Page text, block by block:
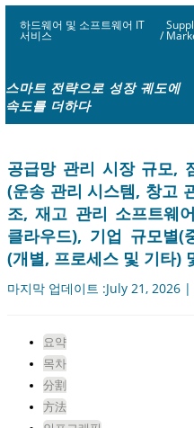
하드웨어 및 소프트웨어 IT
서비스 /
스마트 전략으로 성장 궤도에
속도를 더하다
공급망 관리 시장 규모,
(운송 관리 시스템, 창고
조, 재고 관리 소프트웨
클라우드), 기업 규모별(
(개별, 프로세스 및 기타)
마지막 업데이트 :July 21, 2026
요약
목차
分割
方法